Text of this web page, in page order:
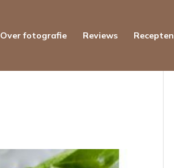
Over fotografie Reviews Recepten